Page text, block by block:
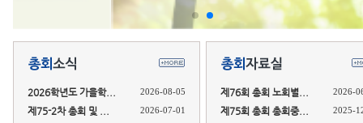
2026학년도 가을학... 2026-08-05
제75-2차 총회 및 ... 2026-07-01
제76회 총회 노회별... 2026-
제75회 총회 총회중... 2025-